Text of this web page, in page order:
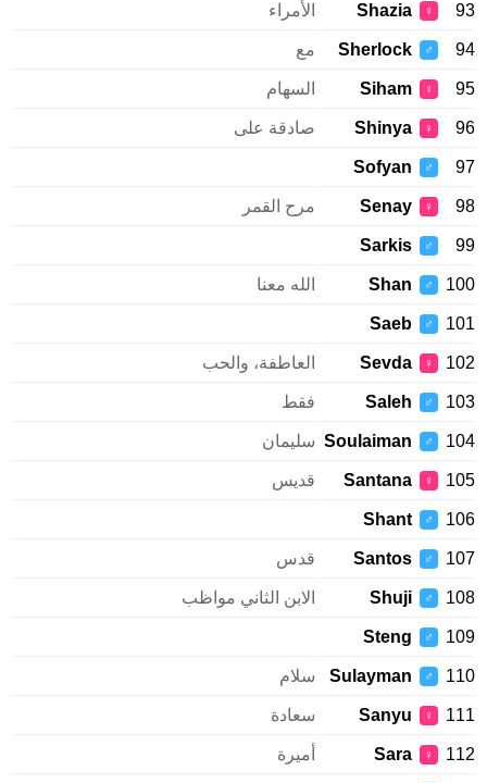
♀
Shazia الأمراء
♂
Sherlock مع
♀
Siham السهام
♀
Shinya صادقة على
♂
Sofyan
♀
Senay مرح القمر
♂
Sarkis
♂
Shan الله معنا
♂
Saeb
♀
Sevda العاطفة، والحب
♂
Saleh فقط
♂
Soulaiman سليمان
♀
Santana قديس
♂
Shant
♂
Santos قدس
♂
Shuji الابن الثاني مواظب
♂
Steng
♂
Sulayman سلام
♀
Sanyu سعادة
♀
Sara أميرة